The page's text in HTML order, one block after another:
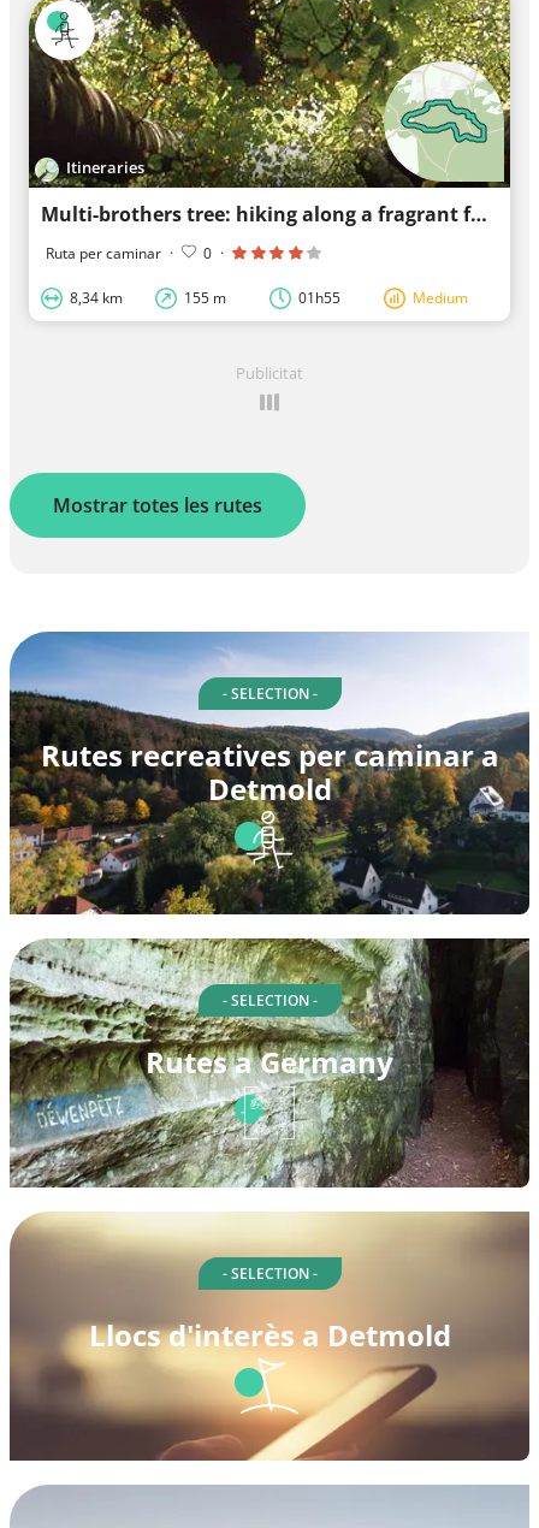
Itineraries
Multi-brothers tree: hiking along a fragrant forest
Ruta per caminar · 0 ·
8,34 km 155 m 01h55 Medium
Publicitat
Mostrar totes les rutes
- SELECTION -
Rutes recreatives per caminar a
Detmold
- SELECTION -
Rutes a Germany
- SELECTION -
Llocs d'interès a Detmold